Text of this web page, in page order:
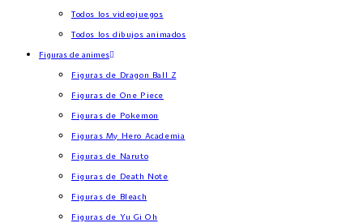
Todos los videojuegos
Todos los dibujos animados
Figuras de animes
Figuras de Dragon Ball Z
Figuras de One Piece
Figuras de Pokemon
Figuras My Hero Academia
Figuras de Naruto
Figuras de Death Note
Figuras de Bleach
Figuras de Yu Gi Oh